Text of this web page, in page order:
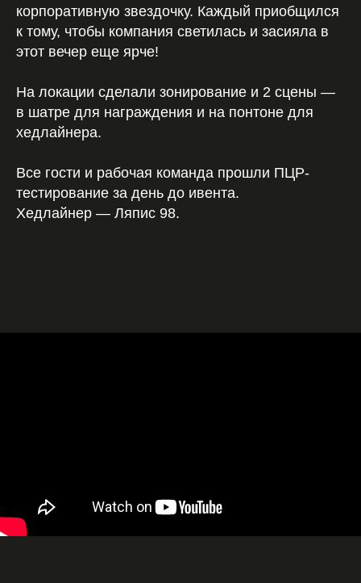
корпоративную звездочку. Каждый приобщился
к тому, чтобы компания светилась и засияла в
этот вечер еще ярче!
На локации сделали зонирование и 2 сцены —
в шатре для награждения и на понтоне для
хедлайнера.
Все гости и рабочая команда прошли ПЦР-
тестирование за день до ивента.
Хедлайнер — Ляпис 98.